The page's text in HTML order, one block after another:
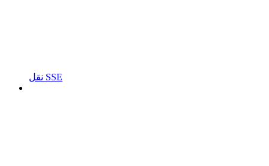
نقل SSE